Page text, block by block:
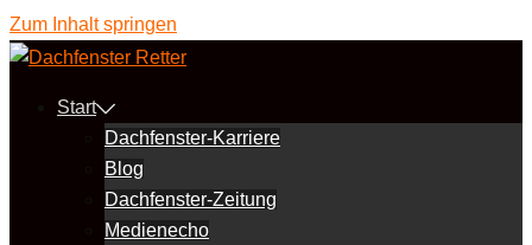
Zum Inhalt springen
Start
Dachfenster-Karriere
Blog
Dachfenster-Zeitung
Medienecho